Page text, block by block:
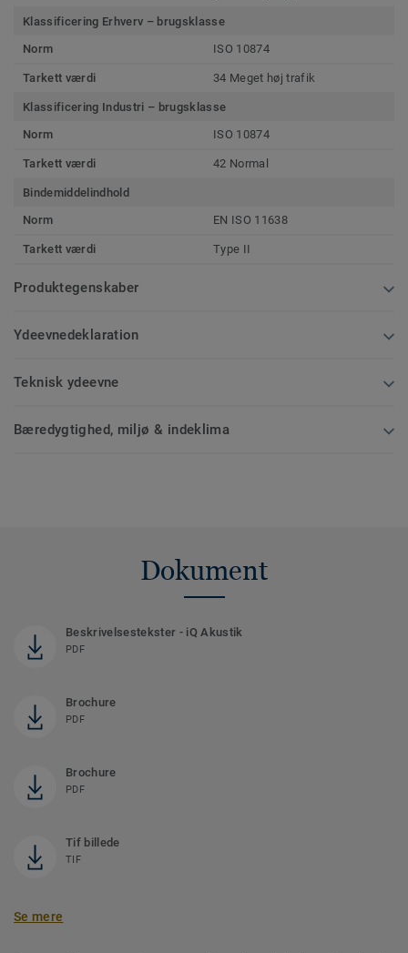
Klassificering Erhverv – brugsklasse
Norm
ISO 10874
Tarkett værdi 34 Meget høj trafik
Klassificering Industri – brugsklasse
Norm
ISO 10874
Tarkett værdi 42 Normal
Bindemiddelindhold
Norm
EN ISO 11638
Tarkett værdi Type II
Produktegenskaber
Ydeevnedeklaration
Teknisk ydeevne
Bæredygtighed, miljø & indeklima
Dokument
Beskrivelsestekster - iQ Akustik
PDF
Brochure
PDF
Brochure
PDF
Tif billede
TIF
Se mere